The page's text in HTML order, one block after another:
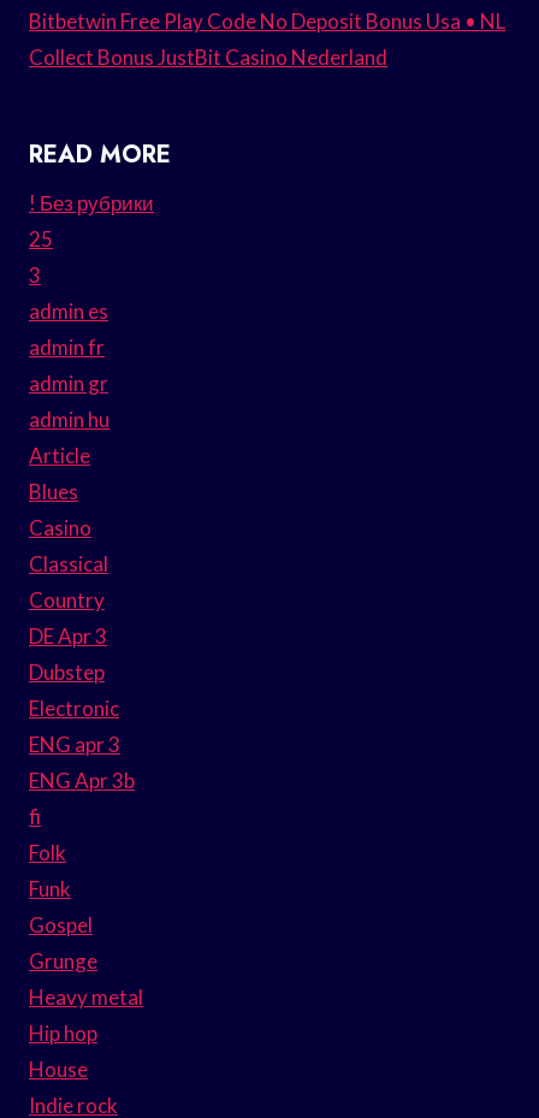
Bitbetwin Free Play Code No Deposit Bonus Usa • NL
Collect Bonus JustBit Casino Nederland
READ MORE
! Без рубрики
25
3
admin es
admin fr
admin gr
admin hu
Article
Blues
Casino
Classical
Country
DE Apr 3
Dubstep
Electronic
ENG apr 3
ENG Apr 3b
fi
Folk
Funk
Gospel
Grunge
Heavy metal
Hip hop
House
Indie rock